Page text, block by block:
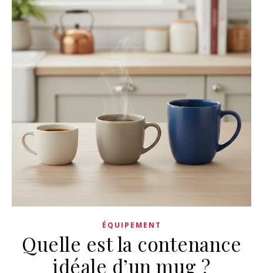
ÉQUIPEMENT
Quelle est la contenance
idéale d’un mug ?